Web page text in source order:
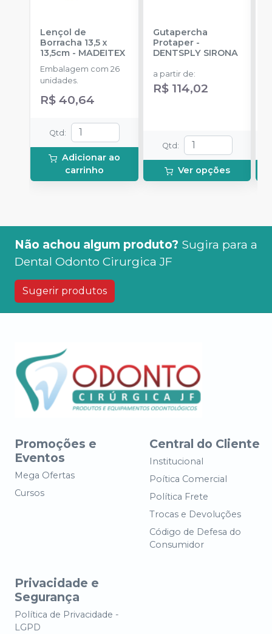
Lençol de
Borracha 13,5 x
13,5cm - MADEITEX
Embalagem com 26
unidades.
R$ 40,64
Qtd :
Adicionar ao
carrinho
Gutapercha
Protaper-
DENTSPLY SIRONA
a partir de:
R$ 114,02
Qtd :
Ver opções
Não achou algum produto? Sugira para a
Dental Odonto Cirurgica JF
Sugerir produtos
Promoções e
Eventos
Mega Ofertas
Cursos
Central do Cliente
Institucional
Poítica Comercial
Política Frete
Trocas e Devoluções
Código de Defesa do
Consumidor
Privacidade e
Segurança
Política de Privacidade -
LGPD